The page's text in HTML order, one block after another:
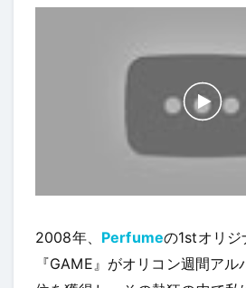
2008年、 Perfumeの1stオリジ
『GAME』がオリコン週間アル